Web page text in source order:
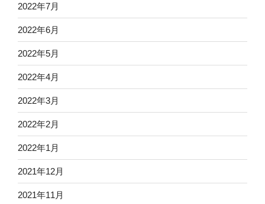
2022年7月
2022年6月
2022年5月
2022年4月
2022年3月
2022年2月
2022年1月
2021年12月
2021年11月